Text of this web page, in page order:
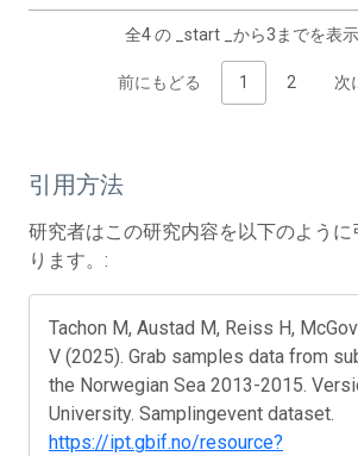
全4 の _start _から3までを表示
前にもどる 1 2 次
引用方法
研究者はこの研究内容を以下のよう
ります。:
Tachon M, Austad M, Reiss H,
V (2025). Grab samples data from
the Norwegian Sea 2013-2015.
University. Samplingevent dataset.
https://ipt.gbif.no/resource?